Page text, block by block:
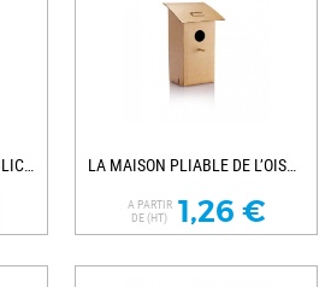
CARAFE À EAU BLANC PUBLICITAIRE LA MAISON PLIABLE DE L’OISEAU PROMOTIONNELLE
A PARTIR
DE (HT) 1,26 €